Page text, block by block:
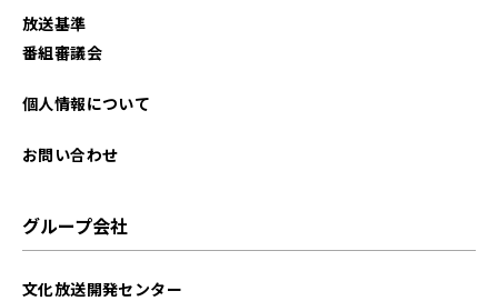
2023年01月
2022年08月
放送基準
番組審議会
個人情報について
お問い合わせ
グループ会社
文化放送開発センター